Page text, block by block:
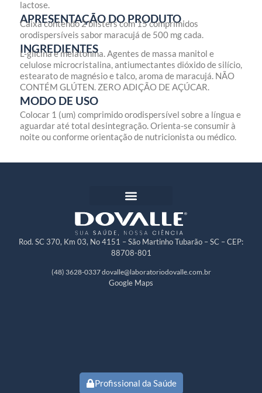
lactose.
APRESENTAÇÃO DO PRODUTO
Caixa contendo 2 blisters com 15 comprimidos
orodispersíveis sabor maracujá de 500 mg cada.
INGREDIENTES
L-glicina e melatonina. Agentes de massa manitol e
celulose microcristalina, antiumectantes dióxido de silício,
estearato de magnésio e talco, aroma de maracujá. NÃO
CONTÉM GLÚTEN. ZERO ADIÇÃO DE AÇÚCAR.
MODO DE USO
Colocar 1 (um) comprimido orodispersível sobre a língua e
aguardar até total desintegração. Orienta-se consumir à
noite ou conforme orientação de nutricionista ou médico.
Rod. SC 370, Km 03, No 4151 – São Martinho Tubarão – SC – CEP:
88708-801
(48) 3628-0337dovalle@laboratoriodovalle.com.br
Google Maps
Profissional da Saúde